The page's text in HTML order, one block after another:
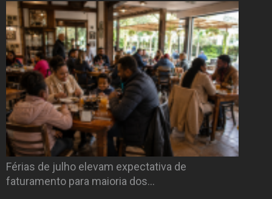
Férias de julho elevam expectativa de
faturamento para maioria dos…